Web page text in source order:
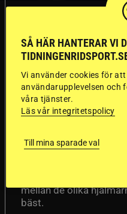
Dyraste
sämst i
Stort test av ridhjälmar
Folksam har testat 15
mellan de olika
bäst.
SÅ HÄR HANTERAR VI
Vi använder cookies för
användarupplevelsen och
våra tjänster.
Läs vår integritetspolicy
Till mina sparade val